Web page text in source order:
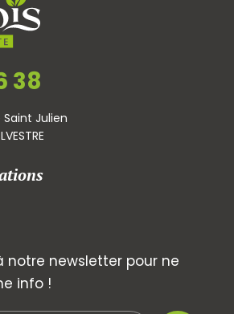
38
Julien
notre newsletter pour ne
info !